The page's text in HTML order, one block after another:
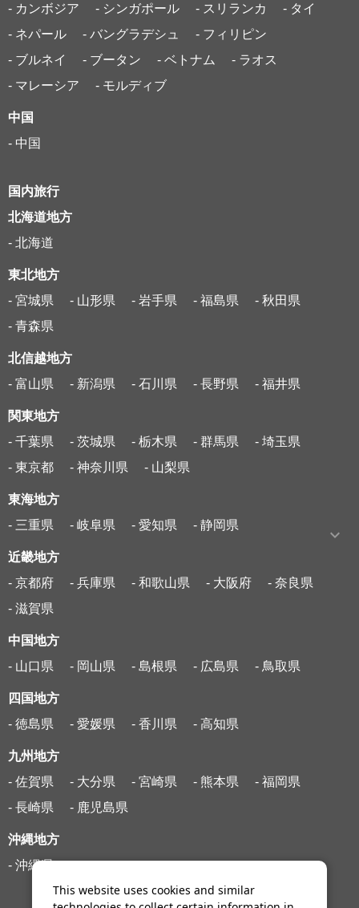
- カンボジア
- シンガポール - スリランカ
- タイ
- ネパール
- バングラデシュ
- フィリピン
- ブルネイ
- ブータン - ベトナム
- ラオス
- マレーシア
- モルディブ
中国
- 中国
国内旅行
北海道地方
- 北海道
東北地方
- 宮城県
- 山形県 - 岩手県 - 福島県
- 秋田県
- 青森県
北信越地方
- 富山県
- 新潟県 - 石川県 - 長野県 - 福井県
関東地方
- 千葉県
- 茨城県 - 栃木県 - 群馬県
- 埼玉県
- 東京都
- 神奈川県 - 山梨県
東海地方
- 三重県
- 岐阜県 - 愛知県 - 静岡県
近畿地方
- 京都府
- 兵庫県 - 和歌山県 - 大阪府
- 奈良県
- 滋賀県
中国地方
- 山口県
- 岡山県 - 島根県 - 広島県 - 鳥取県
四国地方
- 徳島県
- 愛媛県 - 香川県 - 高知県
九州地方
- 佐賀県
- 大分県 - 宮崎県 - 熊本県
- 福岡県
- 長崎県
- 鹿児島県
沖縄地方
- 沖縄県
This website uses cookies and similar